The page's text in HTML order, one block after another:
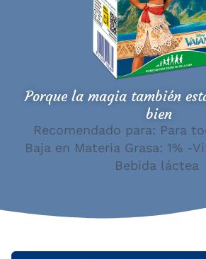
Porque la magia también
bien
Recomendado para: Para
Baja en Materia Grasa: 1% -
Bebida láctea